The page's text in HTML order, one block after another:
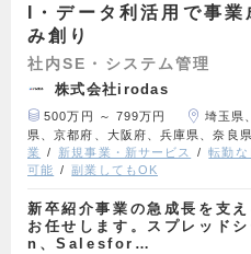
I・データ利活用で事
み創り
社内SE・システム管理
株式会社irodas
500万円 ～ 799万円
埼玉県
県、京都府、大阪府、兵庫県、奈良
業
新規事業・新サービス 転勤な
可能
副業してもOK
新卒紹介事業の急成長を支
お任せします。スプレッド
n、Salesfor…